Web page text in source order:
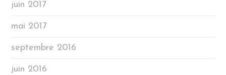
juin 2017
mai 2017
septembre 2016
juin 2016